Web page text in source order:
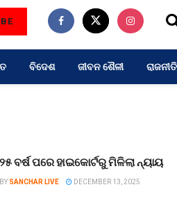
ବିଦେଶ ଜୀବନ ଶୈଳୀ ରାଜନୀତି
୨୫ ବର୍ଷ ପରେ ହାଇକୋର୍ଟରୁ ମିଳିଲା ନ୍ୟାୟ
BY SANCHAR LIVE DECEMBER 13, 2025